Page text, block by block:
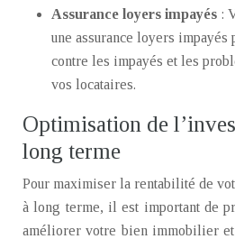
Assurance loyers impayés :
une assurance loyers impayés
contre les impayés et les
vos locataires.
Optimisation de
long terme
Pour maximiser la rentabilité de
à long terme, il est important de
améliorer votre bien immobilier